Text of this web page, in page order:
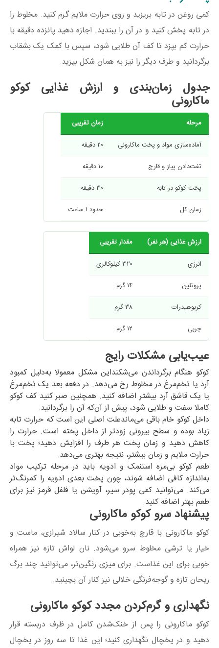
کمی روغن در تابه بریزید و روی حرارت ملایم گرم کنید. مخلوط را
در تابه پخش کنید و در آن را ببندید. اجازه دهید پانزده دقیقه با
حرارت کم بپزد تا کف آن طلایی شود، سپس با کمک یک بشقاب
برگردانید و طرف دیگر را نیز به همان شکل بپزید.
جدول زمان‌بندی و ارزش غذایی کوکو
ماکارونی
مرحله زمان تقریبی
آماده‌سازی مواد و پخت ماکارونی
۲۰ دقیقه
تفت‌دادن پیاز و قارچ
۱۰ دقیقه
پخت کوکو در تابه
۳۰ دقیقه
زمان کل
حدود ۱ ساعت
ارزش غذایی (هر نفر) مقدار تقریبی
انرژی
۳۲۰ کیلوکالری
پروتئین
۱۴ گرم
کربوهیدرات
۳۸ گرم
چربی
۱۲ گرم
عیب‌یابی مشکلات رایج
کوکو هنگام برگرداندن می‌شکنداین مشکل معمولا به‌دلیل کمبود
آرد یا تخم‌مرغ در مخلوط رخ می‌دهد. در دفعه بعد یک تخم‌مرغ
یا یک قاشق آرد بیشتر اضافه کنید. همچنین صبر کنید کف کوکو
کاملا سفت و طلایی شود، پیش از آن‌که آن را برگردانید.
داخل کوکو خام باقی می‌ماندعلت اصلی این است که حرارت تابه
زیاد بوده و سطح بیرونی زودتر از داخل پخته است. حرارت را
کاهش دهید و زمان پخت هر طرف را افزایش دهید؛ پخت با
حرارت ملایم و زمان بیشتر، نتیجه بهتری می‌دهد.
طعم کوکو بی‌مزه استنمک و ادویه باید در مرحله ترکیب مواد
به‌اندازه کافی اضافه شوند، چون پخت بعدی ادویه را کمرنگ‌تر
می‌کند. می‌توانید کمی پودر سیر، آویشن یا فلفل قرمز نیز برای
طعم بهتر اضافه کنید.
پیشنهاد سرو کوکو ماکارونی
کوکو ماکارونی با قارچ به‌خوبی در کنار سالاد شیرازی، ماست و
خیار یا ترشی مخلوط سرو می‌شود. نان لواش تازه نیز همراه
خوبی برای این غذاست. برای میزی رنگین‌تر، می‌توانید چند برگ
ریحان تازه و گوجه‌فرنگی خلالی نیز کنار آن بچینید.
نگهداری و گرم‌کردن مجدد کوکو ماکارونی
کوکو ماکارونی را پس از خنک‌شدن کامل در ظرف دربسته قرار
دهید و در یخچال نگهداری کنید؛ این غذا تا سه روز در یخچال